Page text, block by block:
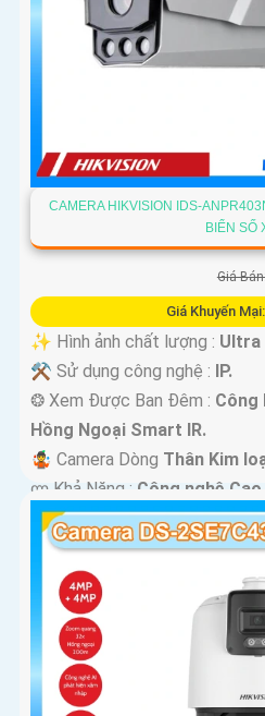
CAMERA HIKVISION IDS-
BIỂN SỐ
Giá
Giá Khuyến
✨ Hình ảnh chất lượng : Ultra
⚒ Sử dụng công nghệ : IP.
❂ Xem Được Ban Đêm : Công
Hồng Ngoại Smart IR.
🤹 Camera Dòng Thân Kim
️ლ Khả Năng : Công nghệ Cao.